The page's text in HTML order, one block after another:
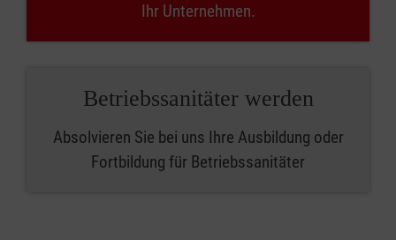
Ihr Unternehmen.
Betriebssanitäter werden
Absolvieren Sie bei uns Ihre Ausbildung oder
Fortbildung für Betriebssanitäter